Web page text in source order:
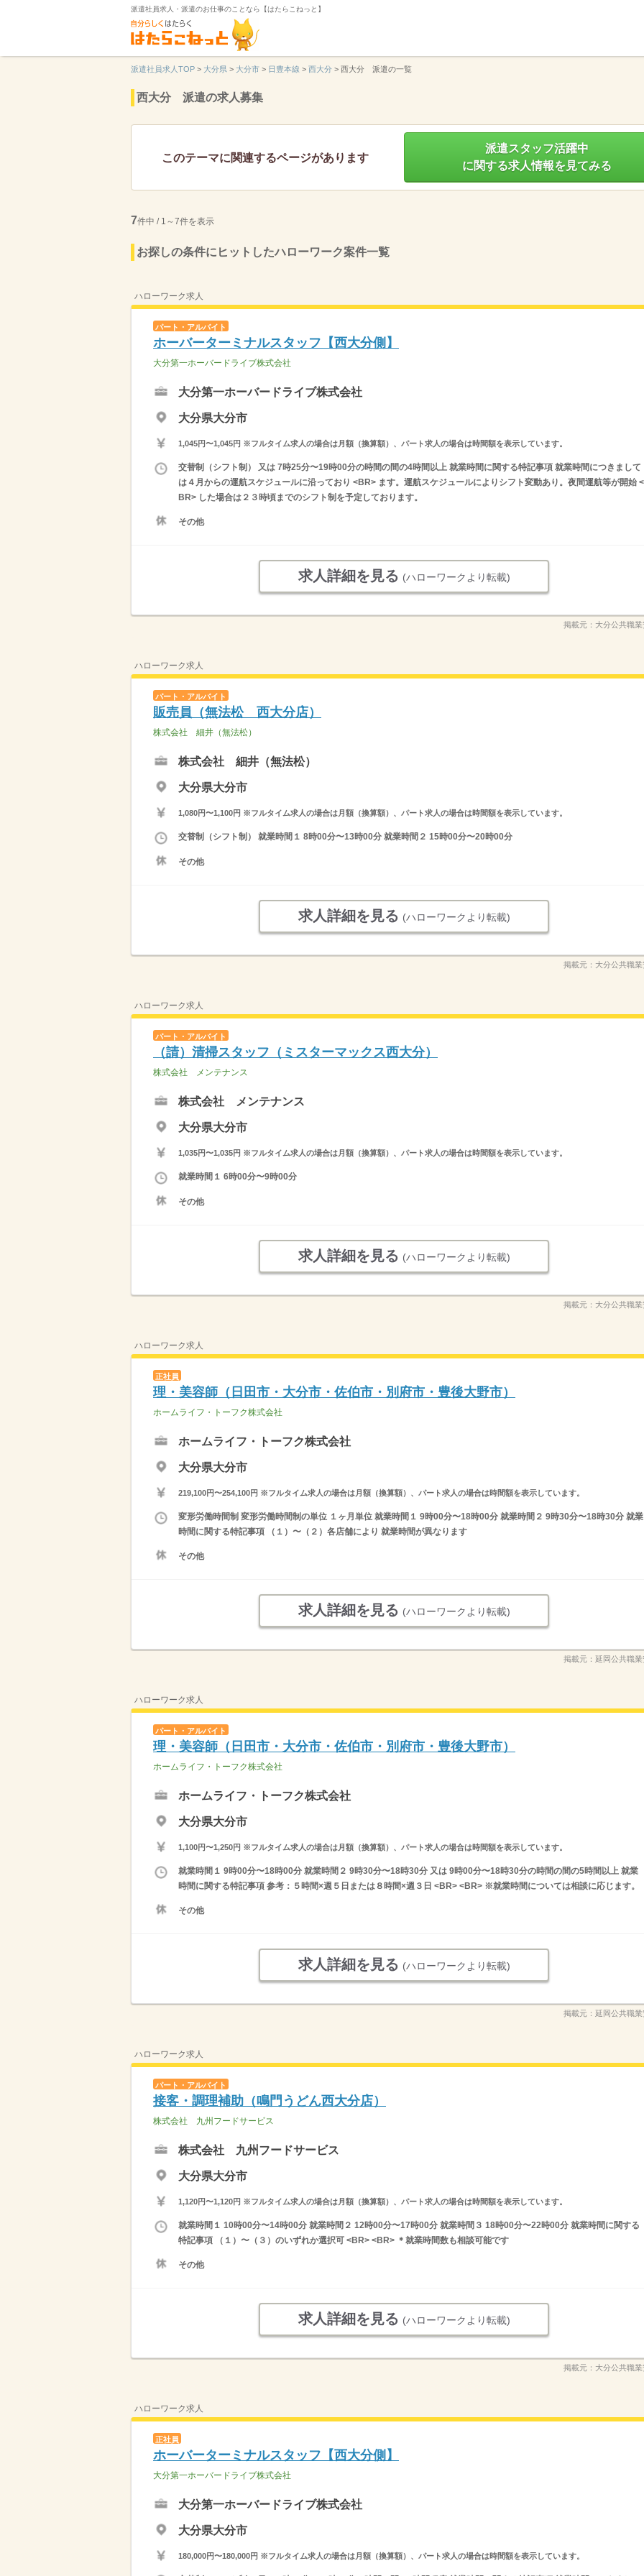
派遣社員求人・派遣のお仕事のことなら【はたらこねっと】
派遣社員求人TOP > 大分県 > 大分市 > 日豊本線 > 西大分 > 西大分 派遣の一覧
西大分 派遣の求人募集
このテーマに関連するページがあります
派遣スタッフ活躍中
に関する求人情報を見てみる
7件中 / 1～7件を表示
お探しの条件にヒットしたハローワーク案件一覧
ハローワーク求人
パート・アルバイト
ホーバーターミナルスタッフ【西大分側】
大分第一ホーバードライブ株式会社
大分第一ホーバードライブ株式会社
大分県大分市
1,045円〜1,045円 ※フルタイム求人の場合は月額（換算額）、パート求人の場合は時間額を表示しています。
交替制（シフト制） 又は 7時25分〜19時00分の時間の間の4時間以上 就業時間に関する特記事項 就業時間につきまして
は４月からの運航スケジュールに沿っており <BR> ます。運航スケジュールによりシフト変動あり。夜間運航等が開始 <
BR> した場合は２３時頃までのシフト制を予定しております。
その他
求人詳細を見る (ハローワークより転載)
掲載元： 大分公共職
ハローワーク求人
パート・アルバイト
販売員（無法松 西大分店）
株式会社 細井（無法松）
株式会社 細井（無法松）
大分県大分市
1,080円〜1,100円 ※フルタイム求人の場合は月額（換算額）、パート求人の場合は時間額を表示しています。
交替制（シフト制） 就業時間１ 8時00分〜13時00分 就業時間２ 15時00分〜20時00分
その他
求人詳細を見る (ハローワークより転載)
掲載元： 大分公共職
ハローワーク求人
パート・アルバイト
（請）清掃スタッフ（ミスターマックス西大分）
株式会社 メンテナンス
株式会社 メンテナンス
大分県大分市
1,035円〜1,035円 ※フルタイム求人の場合は月額（換算額）、パート求人の場合は時間額を表示しています。
就業時間１ 6時00分〜9時00分
その他
求人詳細を見る (ハローワークより転載)
掲載元： 大分公共職
ハローワーク求人
正社員
理・美容師（日田市・大分市・佐伯市・別府市・豊後大野市）
ホームライフ・トーフク株式会社
ホームライフ・トーフク株式会社
大分県大分市
219,100円〜254,100円 ※フルタイム求人の場合は月額（換算額）、パート求人の場合は時間額を表示しています。
変形労働時間制 変形労働時間制の単位 １ヶ月単位 就業時間１ 9時00分〜18時00分 就業時間２ 9時30分〜18時30分 就業
時間に関する特記事項 （１）〜（２）各店舗により 就業時間が異なります
その他
求人詳細を見る (ハローワークより転載)
掲載元： 延岡公共職
ハローワーク求人
パート・アルバイト
理・美容師（日田市・大分市・佐伯市・別府市・豊後大野市）
ホームライフ・トーフク株式会社
ホームライフ・トーフク株式会社
大分県大分市
1,100円〜1,250円 ※フルタイム求人の場合は月額（換算額）、パート求人の場合は時間額を表示しています。
就業時間１ 9時00分〜18時00分 就業時間２ 9時30分〜18時30分 又は 9時00分〜18時30分の時間の間の5時間以上 就業
時間に関する特記事項 参考：５時間×週５日または８時間×週３日 <BR> <BR> ※就業時間については相談に応じます。
その他
求人詳細を見る (ハローワークより転載)
掲載元： 延岡公共職
ハローワーク求人
パート・アルバイト
接客・調理補助（鳴門うどん西大分店）
株式会社 九州フードサービス
株式会社 九州フードサービス
大分県大分市
1,120円〜1,120円 ※フルタイム求人の場合は月額（換算額）、パート求人の場合は時間額を表示しています。
就業時間１ 10時00分〜14時00分 就業時間２ 12時00分〜17時00分 就業時間３ 18時00分〜22時00分 就業時間に関する
特記事項 （１）〜（３）のいずれか選択可 <BR> <BR> ＊就業時間数も相談可能です
その他
求人詳細を見る (ハローワークより転載)
掲載元： 大分公共職
ハローワーク求人
正社員
ホーバーターミナルスタッフ【西大分側】
大分第一ホーバードライブ株式会社
大分第一ホーバードライブ株式会社
大分県大分市
180,000円〜180,000円 ※フルタイム求人の場合は月額（換算額）、パート求人の場合は時間額を表示しています。